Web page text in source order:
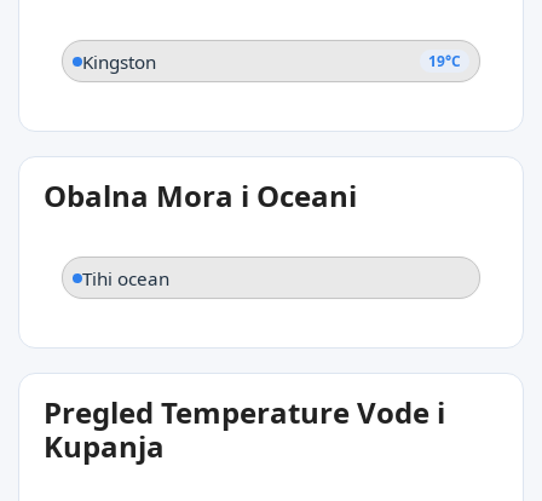
Kingston 19°C
Obalna Mora i Oceani
Tihi ocean
Pregled Temperature Vode i
Kupanja